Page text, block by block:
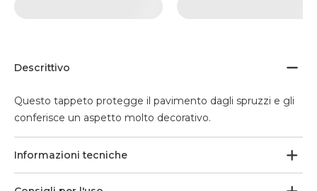
Descrittivo
Questo tappeto protegge il pavimento dagli spruzzi e gli
conferisce un aspetto molto decorativo.
Informazioni tecniche